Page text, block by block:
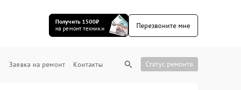
Получить 1500₽
на ремонт техники
Перезвоните мне
Заявка на ремонт Контакты Статус ремонта